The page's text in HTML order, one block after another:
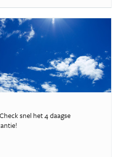
snel het 4 daagse